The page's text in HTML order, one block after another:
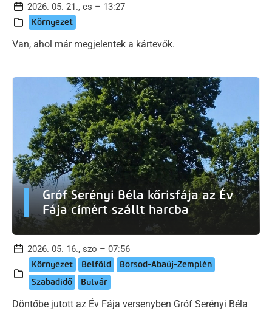
2026. 05. 21., cs – 13:27
Környezet
Van, ahol már megjelentek a kártevők.
Gróf Serényi Béla kőrisfája az Év
Fája címért szállt harcba
2026. 05. 16., szo – 07:56
Környezet Belföld
Borsod-Abaúj-Zemplén
Szabadidő
Bulvár
Döntőbe jutott az Év Fája versenyben Gróf Serényi Béla